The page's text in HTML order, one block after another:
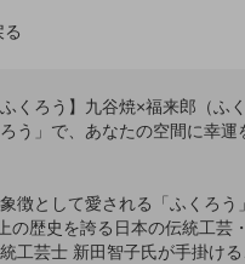
る
くろう】九谷焼×福来郎（ふく
う」で、あなたの空間に幸運
徴として愛される「ふくろう
の歴史を誇る日本の伝統工芸
工芸士 新田智子氏が手掛け